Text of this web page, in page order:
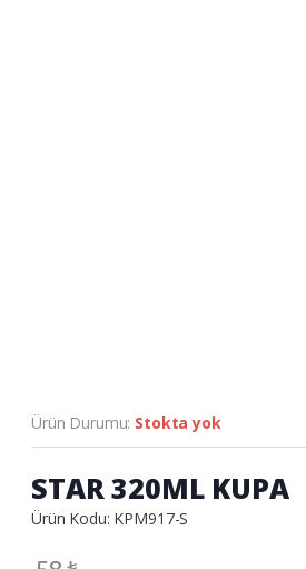
Ürün Durumu: Stokta yok
STAR 320ML KUPA
Ürün Kodu: KPM917-S